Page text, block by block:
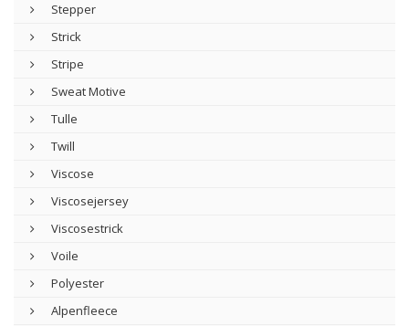
Stepper
Strick
Stripe
Sweat Motive
Tulle
Twill
Viscose
Viscosejersey
Viscosestrick
Voile
Polyester
Alpenfleece